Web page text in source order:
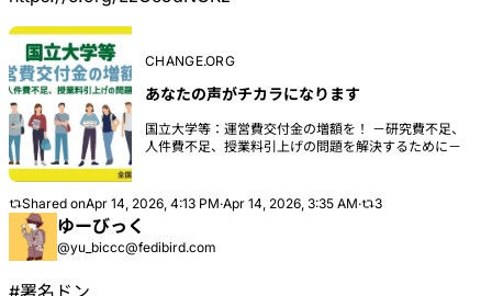
CHANGE.ORG
あなたの声がチカラになります
国立大学等：運営費交付金の増額を！ －研究費不足、
人件費不足、授業料引上げの問題を解決するために－
Shared onApr 14, 2026, 4:13 PM·Apr 14, 2026, 3:35 AM· 3
ゆーびっく
@yu_biccc@fedibird.com